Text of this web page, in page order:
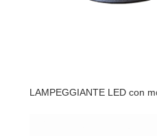
LAMPEGGIANTE LED con